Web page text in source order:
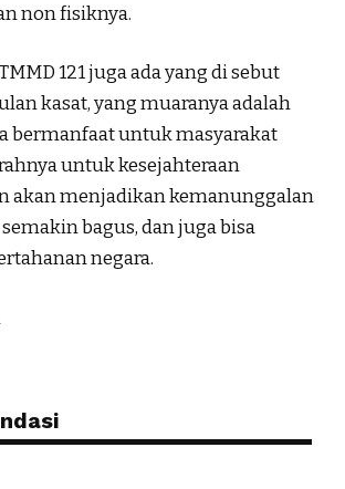
non fisiknya.
121 juga ada yang di sebut
kasat, yang muaranya adalah
bermanfaat untuk masyarakat
untuk kesejahteraan
akan menjadikan kemanunggalan
bagus, dan juga bisa
negara.